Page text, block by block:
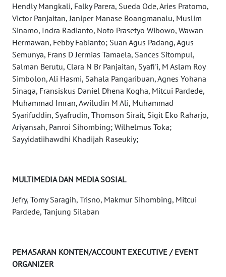
Hendly Mangkali, Falky Parera, Sueda Ode, Aries Pratomo,
Victor Panjaitan, Janiper Manase Boangmanalu, Muslim
Sinamo, Indra Radianto, Noto Prasetyo Wibowo, Wawan
Hermawan, Febby Fabianto; Suan Agus Padang, Agus
Semunya, Frans D Jermias Tamaela, Sances Sitompul,
Salman Berutu, Clara N Br Panjaitan, Syafi'i, M Aslam Roy
Simbolon, Ali Hasmi, Sahala Pangaribuan, Agnes Yohana
Sinaga, Fransiskus Daniel Dhena Kogha, Mitcui Pardede,
Muhammad Imran, Awiludin M Ali, Muhammad
Syarifuddin, Syafrudin, Thomson Sirait, Sigit Eko Raharjo,
Ariyansah, Panroi Sihombing; Wilhelmus Toka;
Sayyidatiihawdhi Khadijah Raseukiy;
MULTIMEDIA DAN MEDIA SOSIAL
Jefry, Tomy Saragih, Trisno, Makmur Sihombing, Mitcui
Pardede, Tanjung Silaban
PEMASARAN KONTEN/ACCOUNT EXECUTIVE / EVENT
ORGANIZER
WN
BABEL
WN
SUMBAR
WN
SUMSEL
WN
BENGKULU
JATENG
WN